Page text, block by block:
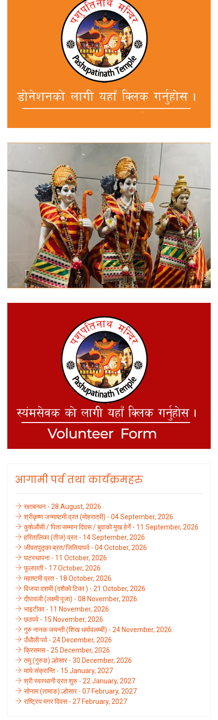
आगामी पर्व तथा कार्यक्रमहरु
रक्षाबन्धन - 28 August, 2026
श्रीकृष्ण जन्माष्टमी व्रत (मोहरात्री) - 04 September, 2026
कुशेऔंसी / पिता सम्मान दिवस / बुवाको मुख हेर्ने - 11 September, 2026
हरितालिका (तीज) व्रत - 14 September, 2026
जीवतपुतृका ब्रत/जितियापर्व - 04 October, 2026
घटस्थापना - 11 October, 2026
फूलपाती - 17 October, 2026
महाष्टमी व्रत - 18 October, 2026
विजया दशमी (दशैको टिका ) - 21 October, 2026
दीपावली (लक्ष्मी पूजा) - 08 November, 2026
भाइटीका - 11 November, 2026
छठपर्व - 15 November, 2026
गुरु नानक जयन्ती (शिख धर्मावलम्बी) - 24 November, 2026
उँधौली पर्व - 24 December, 2026
क्रिसमस - 25 December, 2026
तमु (गुरुङ) ल्होसार - 30 December, 2026
माघे संक्रान्ति - 15 January, 2027
श्री स्वस्थानी व्रत शुरु - 22 January, 2027
सोनाम (तामाङ) ल्होसार - 07 February, 2027
राष्ट्रिय मगर दिवस - 27 February, 2027